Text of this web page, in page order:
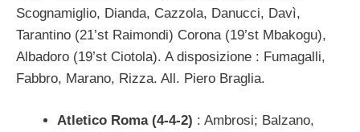
Scognamiglio, Dianda, Cazzola, Danucci, Davì,
Tarantino (21’st Raimondi) Corona (19’st Mbakogu),
Albadoro (19’st Ciotola). A disposizione : Fumagalli,
Fabbro, Marano, Rizza. All. Piero Braglia.
Atletico Roma (4-4-2) : Ambrosi; Balzano,